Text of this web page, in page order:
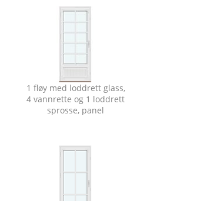
1 fløy med loddrett glass,
4 vannrette og 1 loddrett
sprosse, panel